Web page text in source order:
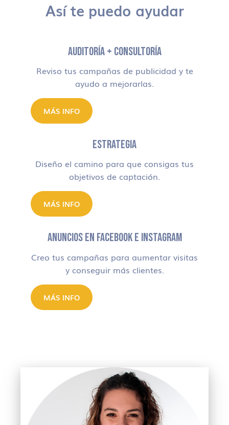
Así te puedo ayudar
AUDITORÍA + CONSULTORÍA
Reviso tus campañas de publicidad y te
ayudo a mejorarlas.
MÁS INFO
ESTRATEGIA
Diseño el camino para que consigas tus
objetivos de captación.
MÁS INFO
ANUNCIOS EN FACEBOOK E INSTAGRAM
Creo tus campañas para aumentar visitas
y conseguir más clientes.
MÁS INFO